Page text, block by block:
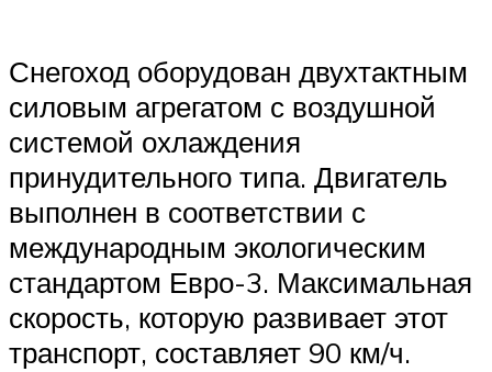
Снегоход оборудован двухтактным
силовым агрегатом с воздушной
системой охлаждения
принудительного типа. Двигатель
выполнен в соответствии с
международным экологическим
стандартом Евро-3. Максимальная
скорость, которую развивает этот
транспорт, составляет 90 км/ч.